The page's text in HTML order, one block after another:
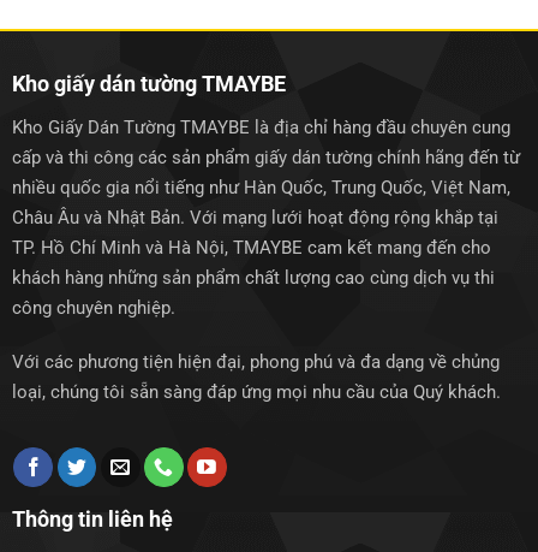
Kho giấy dán tường TMAYBE
Kho Giấy Dán Tường TMAYBE là địa chỉ hàng đầu chuyên cung
cấp và thi công các sản phẩm giấy dán tường chính hãng đến từ
nhiều quốc gia nổi tiếng như Hàn Quốc, Trung Quốc, Việt Nam,
Châu Âu và Nhật Bản. Với mạng lưới hoạt động rộng khắp tại
TP. Hồ Chí Minh và Hà Nội, TMAYBE cam kết mang đến cho
khách hàng những sản phẩm chất lượng cao cùng dịch vụ thi
công chuyên nghiệp.
Với các phương tiện hiện đại, phong phú và đa dạng về chủng
loại, chúng tôi sẵn sàng đáp ứng mọi nhu cầu của Quý khách.
Thông tin liên hệ